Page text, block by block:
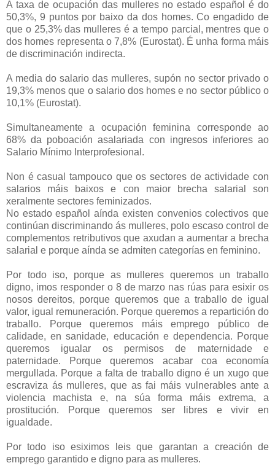
A taxa de ocupación das mulleres no estado español é do
50,3%, 9 puntos por baixo da dos homes. Co engadido de
que o 25,3% das mulleres é a tempo parcial, mentres que o
dos homes representa o 7,8% (Eurostat). É unha forma máis
de discriminación indirecta.
A media do salario das mulleres, supón no sector privado o
19,3% menos que o salario dos homes e no sector público o
10,1% (Eurostat).
Simultaneamente a ocupación feminina corresponde ao
68% da poboación asalariada con ingresos inferiores ao
Salario Mínimo Interprofesional.
Non é casual tampouco que os sectores de actividade con
salarios máis baixos e con maior brecha salarial son
xeralmente sectores feminizados.
No estado español aínda existen convenios colectivos que
continúan discriminando ás mulleres, polo escaso control de
complementos retributivos que axudan a aumentar a brecha
salarial e porque aínda se admiten categorías en feminino.
Por todo iso, porque as mulleres queremos un traballo
digno, imos responder o 8 de marzo nas rúas para esixir os
nosos dereitos, porque queremos que a traballo de igual
valor, igual remuneración. Porque queremos a repartición do
traballo. Porque queremos máis emprego público de
calidade, en sanidade, educación e dependencia. Porque
queremos igualar os permisos de maternidade e
paternidade. Porque queremos acabar coa economía
mergullada. Porque a falta de traballo digno é un xugo que
escraviza ás mulleres, que as fai máis vulnerables ante a
violencia machista e, na súa forma máis extrema, a
prostitución. Porque queremos ser libres e vivir en
igualdade.
Por todo iso esiximos leis que garantan a creación de
emprego garantido e digno para as mulleres.